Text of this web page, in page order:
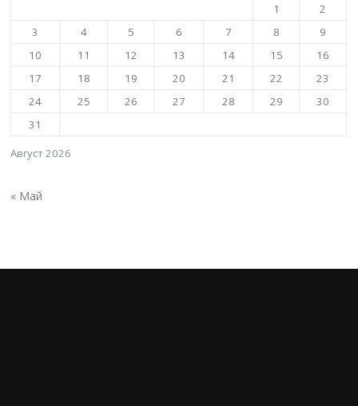
Август 2026
1
2
3
4 5 6 7 8
9
10
11 12 13 14 15
16
17
18 19 20 21 22
23
24
25 26 27 28 29
30
31
« Май